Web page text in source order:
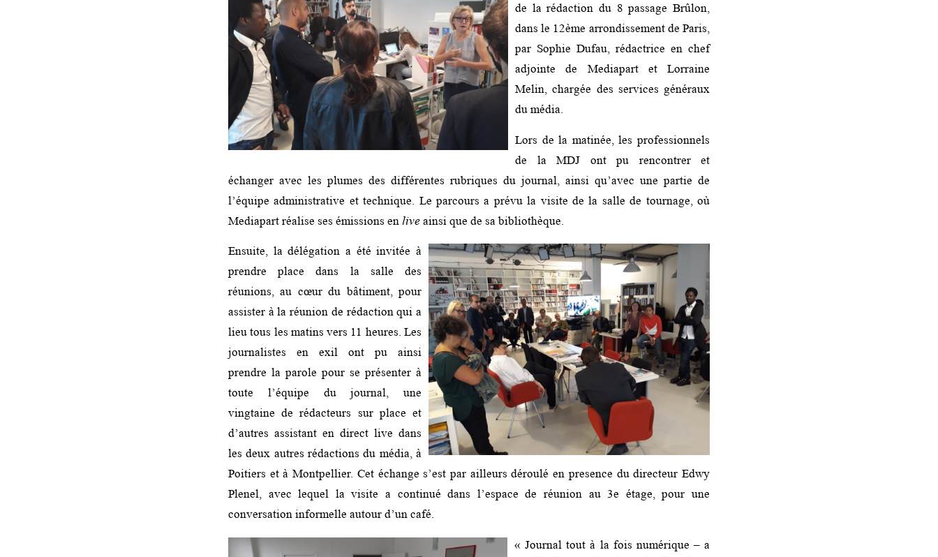
de la rédaction du 8 passage Brûlon,
dans le 12ème arrondissement de Paris,
par Sophie Dufau, rédactrice en chef
adjointe de Mediapart et Lorraine
Melin, chargée des services généraux
du média.
Lors de la matinée, les professionnels
de la MDJ ont pu rencontrer et
échanger avec les plumes des différentes rubriques du journal, ainsi qu’avec une partie de
l’équipe administrative et technique. Le parcours a prévu la visite de la salle de tournage, où
Mediapart réalise ses émissions en live ainsi que de sa bibliothèque.
Ensuite, la délégation a été invitée à
prendre place dans la salle des
réunions, au cœur du bâtiment, pour
assister à la réunion de rédaction qui a
lieu tous les matins vers 11 heures. Les
journalistes en exil ont pu ainsi
prendre la parole pour se présenter à
toute l’équipe du journal, une
vingtaine de rédacteurs sur place et
d’autres assistant en direct live dans
les deux autres rédactions du média, à
Poitiers et à Montpellier. Cet échange s’est par ailleurs déroulé en presence du directeur Edwy
Plenel, avec lequel la visite a continué dans l’espace de réunion au 3e étage, pour une
conversation informelle autour d’un café.
« Journal tout à la fois numérique – a